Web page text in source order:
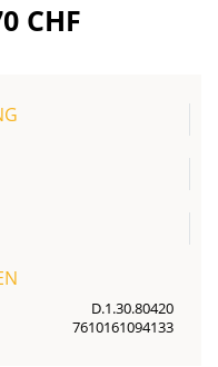
CHF
D.1.30.80420
7610161094133